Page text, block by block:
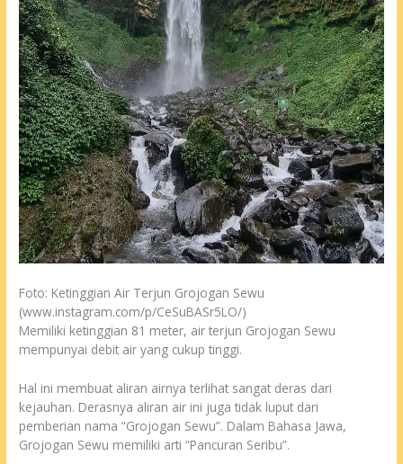
Foto: Ketinggian Air Terjun Grojogan Sewu
(www.instagram.com/p/CeSuBASr5LO/)
Memiliki ketinggian 81 meter, air terjun Grojogan Sewu
mempunyai debit air yang cukup tinggi.
Hal ini membuat aliran airnya terlihat sangat deras dari
kejauhan. Derasnya aliran air ini juga tidak luput dari
pemberian nama “Grojogan Sewu”. Dalam Bahasa Jawa,
Grojogan Sewu memiliki arti “Pancuran Seribu”.